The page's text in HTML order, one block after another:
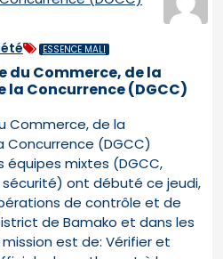
ESSENCE MALI
du Commerce, de la
Concurrence (DGCC)
Commerce, de la
(DGCC)
équipes mixtes (DGCC,
sécurité) ont débuté ce jeudi,
de contrôle et de
de Bamako et dans les
mission est de: Vérifier et